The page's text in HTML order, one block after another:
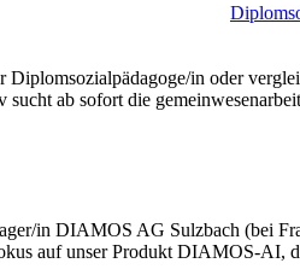
Diplomsozialpädagoge/in oder
sucht ab sofort die
in DIAMOS AG Sulzbach (bei
auf unser Produkt DIAMOS-AI,